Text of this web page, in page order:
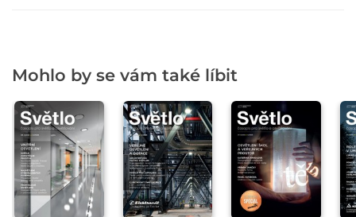
Mohlo by se vám také líbit